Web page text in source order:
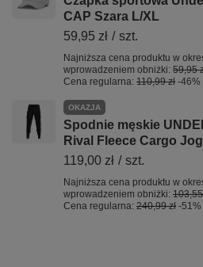
CAP Szara L/XL
59,95 zł / szt.
Najniższa cena produktu w
wprowadzeniem obniżki: 59,95
Cena regularna: 110,99 zł -46%
OKAZJA
Spodnie męskie
Rival Fleece Cargo
119,00 zł / szt.
Najniższa cena produktu w
wprowadzeniem obniżki: 103,55
Cena regularna: 240,99 zł -51%